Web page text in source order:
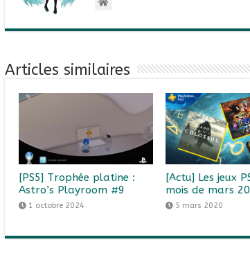
Articles similaires
[PS5] Trophée platine :
Astro’s Playroom #9
1 octobre 2024
[Actu] Les jeux
mois de mars
5 mars 2020